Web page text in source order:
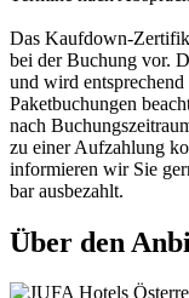
Das Kaufdown-
bei der Buchung vor.
und wird
Paketbuchungen
nach
zu einer Aufzahlung
informieren wir Sie
bar ausbezahlt.
Über den